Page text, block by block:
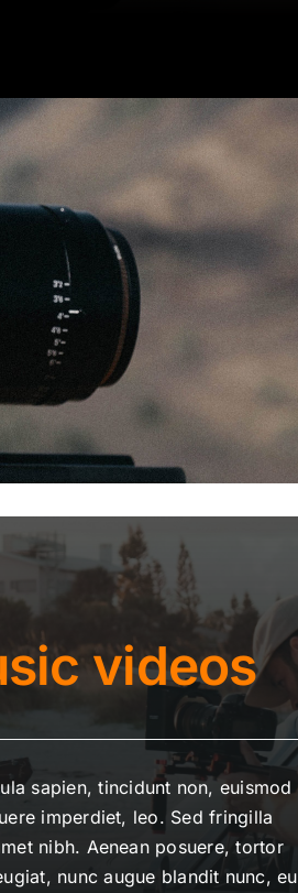
videos
sapien, tincidunt non, euismod
imperdiet, leo. Sed fringilla
nibh. Aenean posuere, tortor
nunc augue blandit nunc, eu